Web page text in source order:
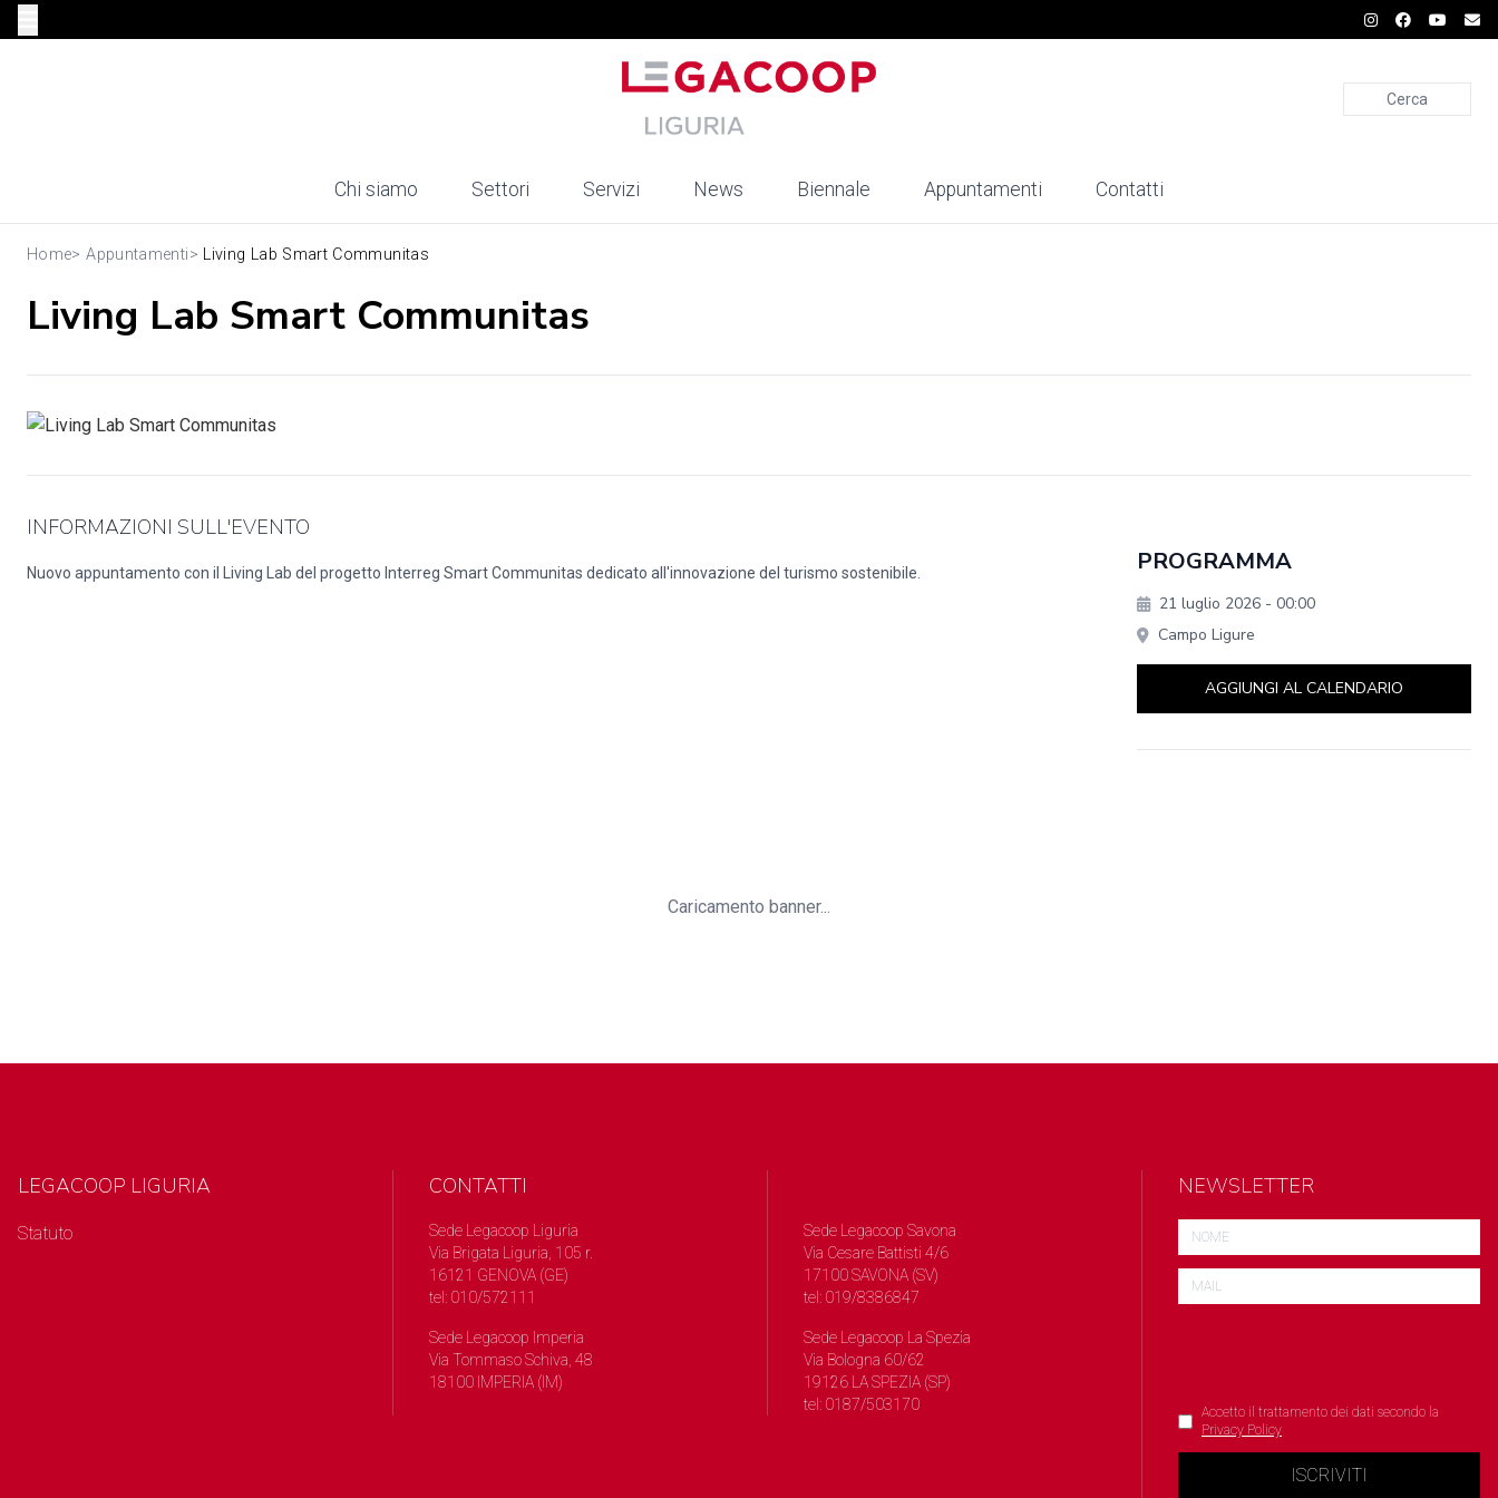
Cerca
Chi siamo Settori Servizi News Biennale Appuntamenti Contatti
Home> Appuntamenti> Living Lab Smart Communitas
Living Lab Smart Communitas
INFORMAZIONI SULL'EVENTO
Nuovo appuntamento con il Living Lab del progetto Interreg Smart Communitas dedicato all'innovazione del turismo sostenibile. PROGRAMMA
21 luglio 2026 - 00:00
Campo Ligure
AGGIUNGI AL CALENDARIO
Caricamento banner...
LEGACOOP LIGURIA
Statuto
CONTATTI
Sede Legacoop Liguria
Via Brigata Liguria, 105 r.
16121 GENOVA (GE)
tel: 010/572111
Sede Legacoop Imperia
Via Tommaso Schiva, 48
18100 IMPERIA (IM)
Sede Legacoop Savona
Via Cesare Battisti 4/6
17100 SAVONA (SV)
tel: 019/8386847
Sede Legacoop La Spezia
Via Bologna 60/62
19126 LA SPEZIA (SP)
tel: 0187/503170
NEWSLETTER
Accetto il trattamento dei dati secondo la
Privacy Policy
ISCRIVITI